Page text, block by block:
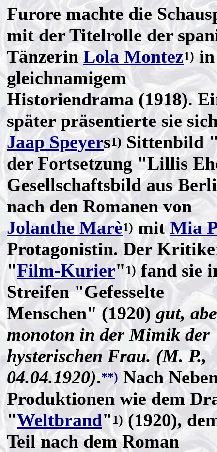
Furore machte die
mit der Titelrolle der
Tänzerin Lola Montez1) in
gleichnamigem
Historiendrama (1918).
später präsentierte sie
Jaap Speyers1) Sittenbild
der Fortsetzung "Lillis
Gesellschaftsbild aus
nach den Romanen von
Jolanthe Marè1) mitMia
Protagonistin. Der
"Film-Kurier"1) fand sie
Streifen "Gefesselte
Menschen" (1920)gut,
monoton in der Mimik der
hysterischen Frau. (M. P.,
04.04.1920).**) Nach
Produktionen wie dem
"Weltbrand" 1) (1920),
Teil nach dem Roman